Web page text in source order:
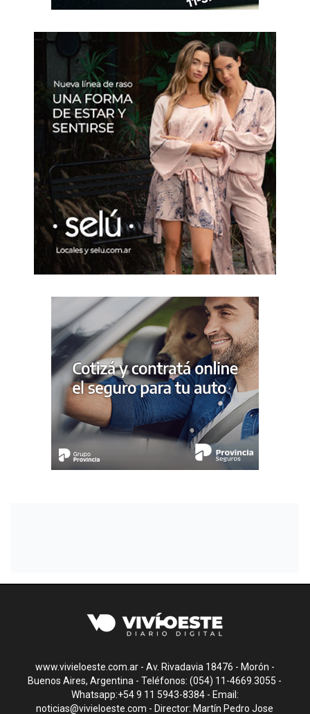
www.vivieloeste.com.ar - Av. Rivadavia 18476 - Morón -
Buenos Aires, Argentina - Teléfonos: (054) 11-4669.3055 -
Whatsapp:+54 9 11 5943-8384 - Email:
noticias@vivieloeste.com - Director: Martín Pedro Jose